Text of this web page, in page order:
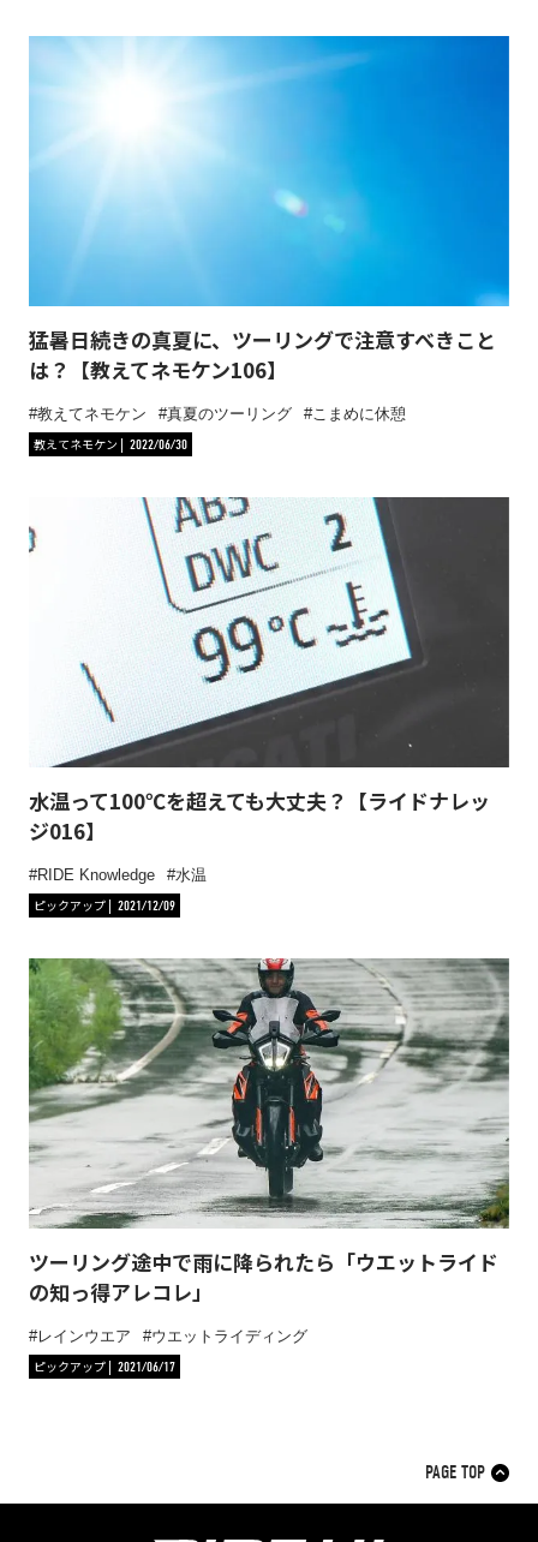
猛暑日続きの真夏に、ツーリングで注意すべきこと
は？【教えてネモケン106】
教えてネモケン 真夏のツーリング
こまめに休憩
教えてネモケン
2022/06/30
水温って100℃を超えても大丈夫？【ライドナレッ
ジ016】
RIDE Knowledge
水温
ピックアップ
2021/12/09
ツーリング途中で雨に降られたら「ウエットライド
の知っ得アレコレ」
レインウエア
ウエットライディング
ピックアップ
2021/06/17
PAGE TOP